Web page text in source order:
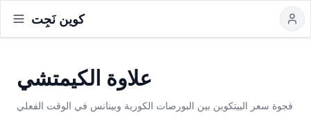
كوين نَجِت
علاوة الكيمتشي
فجوة سعر البيتكوين بين البورصات الكورية وبينانس في الوقت الفعلي